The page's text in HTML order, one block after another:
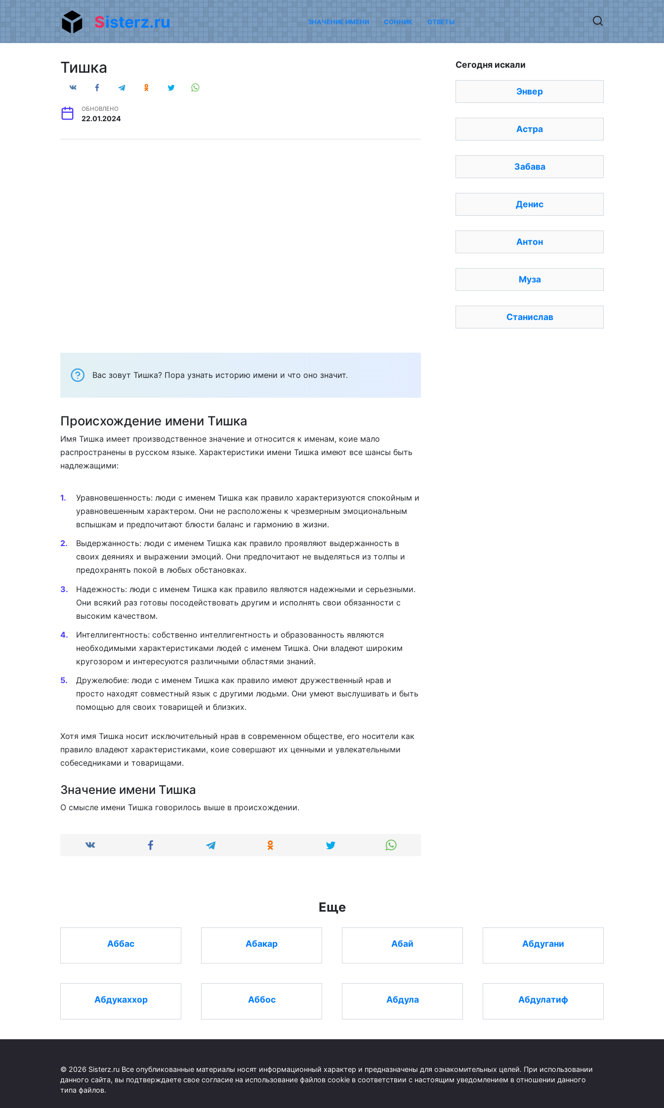
Перейти
к
содержанию
Sisterz.ru ЗНАЧЕНИЕ ИМЕНИ СОННИК ОТВЕТЫ
Тишка
ОБНОВЛЕНО
22.01.2024
Вас зовут Тишка? Пора узнать историю имени и что оно значит.
Происхождение имени Тишка
Имя Тишка имеет производственное значение и относится к именам, коие мало
распространены в русском языке. Характеристики имени Тишка имеют все шансы быть
надлежащими:
Уравновешенность: люди с именем Тишка как правило характеризуются спокойным и
уравновешенным характером. Они не расположены к чрезмерным эмоциональным
вспышкам и предпочитают блюсти баланс и гармонию в жизни.
Выдержанность: люди с именем Тишка как правило проявляют выдержанность в
своих деяниях и выражении эмоций. Они предпочитают не выделяться из толпы и
предохранять покой в любых обстановках.
Надежность: люди с именем Тишка как правило являются надежными и серьезными.
Они всякий раз готовы посодействовать другим и исполнять свои обязанности с
высоким качеством.
Интеллигентность: собственно интеллигентность и образованность являются
необходимыми характеристиками людей с именем Тишка. Они владеют широким
кругозором и интересуются различными областями знаний.
Дружелюбие: люди с именем Тишка как правило имеют дружественный нрав и
просто находят совместный язык с другими людьми. Они умеют выслушивать и быть
помощью для своих товарищей и близких.
Хотя имя Тишка носит исключительный нрав в современном обществе, его носители как
правило владеют характеристиками, коие совершают их ценными и увлекательными
собеседниками и товарищами.
Значение имени Тишка
О смысле имени Тишка говорилось выше в происхождении.
Сегодня искали
Энвер
Астра
Забава
Денис
Антон
Муза
Станислав
Еще
Аббас Абакар Абай Абдугани
Абдукаххор Аббос Абдула Абдулатиф
© 2026 Sisterz.ru Все опубликованные материалы носят информационный характер и предназначены для ознакомительных целей. При использовании
данного сайта, вы подтверждаете свое согласие на использование файлов cookie в соответствии с настоящим уведомлением в отношении данного
типа файлов.